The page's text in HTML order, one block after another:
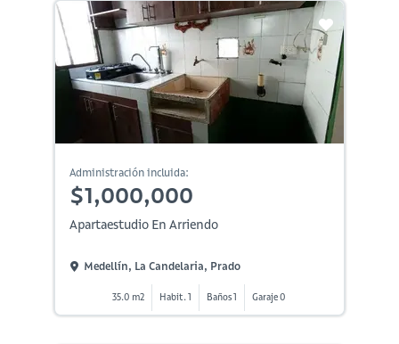
Administración incluida:
$1,000,000
Apartaestudio En Arriendo
Medellín, La Candelaria, Prado
35.0 m2 Habit. 1 Baños 1 Garaje 0